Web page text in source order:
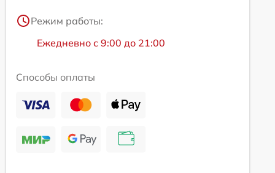
Режим работы:
Ежедневно с 9:00 до 21:00
Способы оплаты